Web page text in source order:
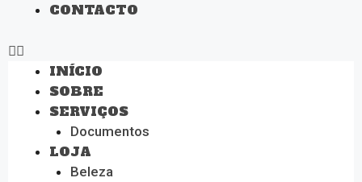
CONTACTO
INÍCIO
SOBRE
SERVIÇOS
Documentos
LOJA
Beleza